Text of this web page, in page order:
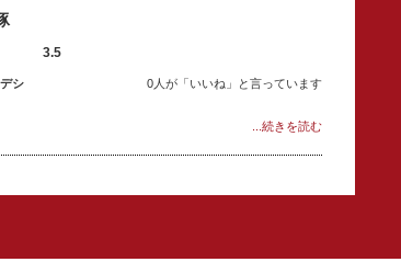
3.5
シ
0人が「いいね」と言っています
...続きを読む